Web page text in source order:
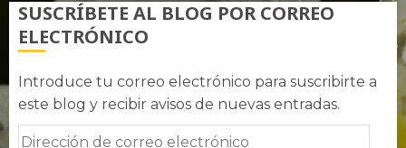
SUSCRÍBETE AL BLOG POR CORREO
ELECTRÓNICO
Introduce tu correo electrónico para suscribirte a
este blog y recibir avisos de nuevas entradas.
Dirección